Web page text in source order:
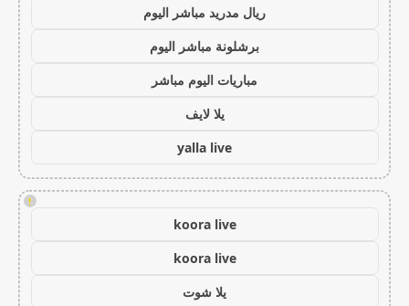
ريال مدريد مباشر اليوم
برشلونة مباشر اليوم
مباريات اليوم مباشر
يلا لايف
yalla live
!
koora live
koora live
يلا شوت